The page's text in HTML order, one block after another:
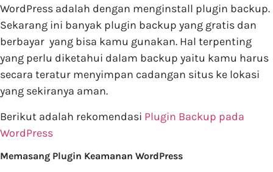
WordPress adalah dengan menginstall plugin backup.
Sekarang ini banyak plugin backup yang gratis dan
berbayar yang bisa kamu gunakan. Hal terpenting
yang perlu diketahui dalam backup yaitu kamu harus
secara teratur menyimpan cadangan situs ke lokasi
yang sekiranya aman.
Berikut adalah rekomendasi Plugin Backup pada
WordPress
Memasang Plugin Keamanan WordPress